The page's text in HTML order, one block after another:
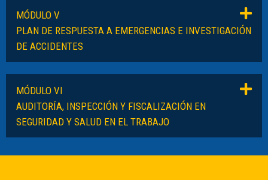
MÓDULO V
PLAN DE RESPUESTA A EMERGENCIAS E INVESTIGACIÓN
DE ACCIDENTES
MÓDULO VI
AUDITORÍA, INSPECCIÓN Y FISCALIZACIÓN EN
SEGURIDAD Y SALUD EN EL TRABAJO